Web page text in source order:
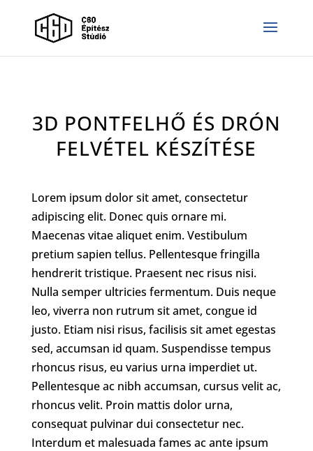
3D PONTFELHŐ ÉS DRÓN
FELVÉTEL KÉSZÍTÉSE
Lorem ipsum dolor sit amet, consectetur
adipiscing elit. Donec quis ornare mi.
Maecenas vitae aliquet enim. Vestibulum
pretium sapien tellus. Pellentesque fringilla
hendrerit tristique. Praesent nec risus nisi.
Nulla semper ultricies fermentum. Duis neque
leo, viverra non rutrum sit amet, congue id
justo. Etiam nisi risus, facilisis sit amet egestas
sed, accumsan id quam. Suspendisse tempus
rhoncus risus, eu varius urna imperdiet ut.
Pellentesque ac nibh accumsan, cursus velit ac,
rhoncus velit. Proin mattis dolor urna,
consequat pulvinar dui consectetur nec.
Interdum et malesuada fames ac ante ipsum